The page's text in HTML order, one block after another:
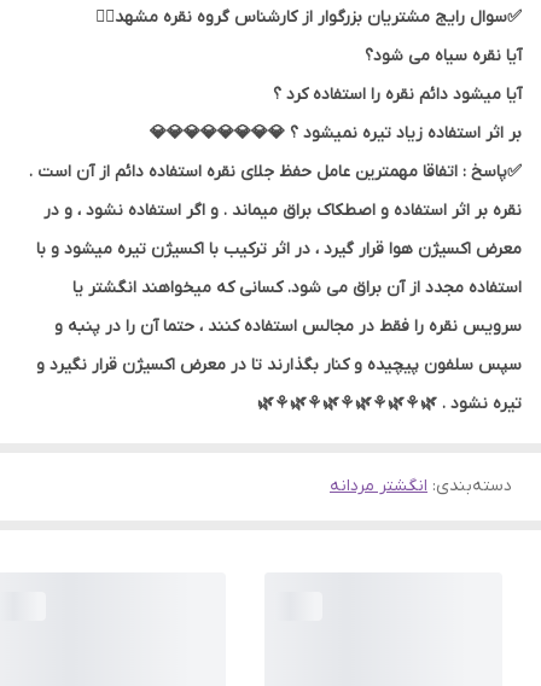
✅سوال رایج مشتریان بزرگوار از کارشناس گروه نقره مشهد👇🏻
آیا نقره سیاه می شود؟
آیا میشود دائم نقره را استفاده کرد ؟
بر اثر استفاده زیاد تیره نمیشود ؟ 💎💎💎💎💎💎💎💎
✅پاسخ : اتفاقا مهمترین عامل حفظ جلای نقره استفاده دائم از آن است .
نقره بر اثر استفاده و اصطکاک براق میماند . و اگر استفاده نشود ، و در
معرض اکسیژن هوا قرار گیرد ، در اثر ترکیب با اکسیژن تیره میشود و با
استفاده مجدد از آن براق می شود. کسانی که میخواهند انگشتر یا
سرویس نقره را فقط در مجالس استفاده کنند ، حتما آن را در پنبه و
سپس سلفون پیچیده و کنار بگذارند تا در معرض اکسیژن قرار نگیرد و
تیره نشود . 🌿⚘🌿⚘🌿⚘🌿⚘🌿⚘🌿
دسته‌بندی: انگشتر مردانه